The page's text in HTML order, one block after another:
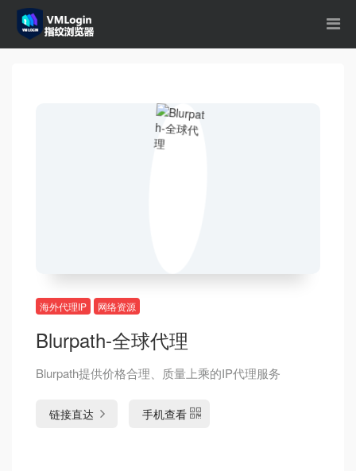
海外代理IP 网络资源
Blurpath-全球代理
Blurpath提供价格合理、质量上乘的IP代理服务
链接直达 手机查看